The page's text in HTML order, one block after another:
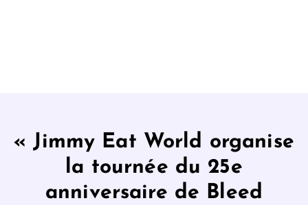
« Jimmy Eat World organise
la tournée du 25e
anniversaire de Bleed